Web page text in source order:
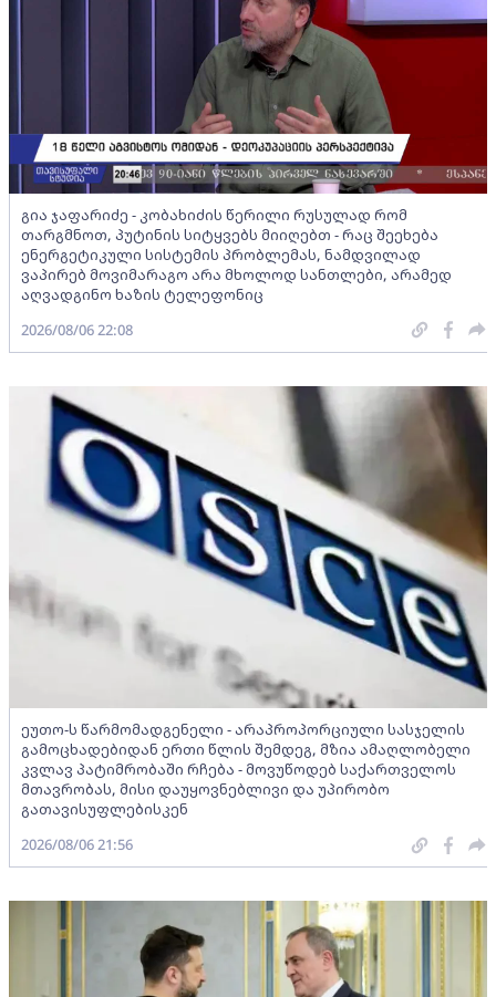
გია ჯაფარიძე - კობახიძის წერილი რუსულად რომ
თარგმნოთ, პუტინის სიტყვებს მიიღებთ - რაც შეეხება
ენერგეტიკული სისტემის პრობლემას, ნამდვილად
ვაპირებ მოვიმარაგო არა მხოლოდ სანთლები, არამედ
აღვადგინო ხაზის ტელეფონიც
2026/08/06 22:08
ეუთო-ს წარმომადგენელი - არაპროპორციული სასჯელის
გამოცხადებიდან ერთი წლის შემდეგ, მზია ამაღლობელი
კვლავ პატიმრობაში რჩება - მოვუწოდებ საქართველოს
მთავრობას, მისი დაუყოვნებლივი და უპირობო
გათავისუფლებისკენ
2026/08/06 21:56